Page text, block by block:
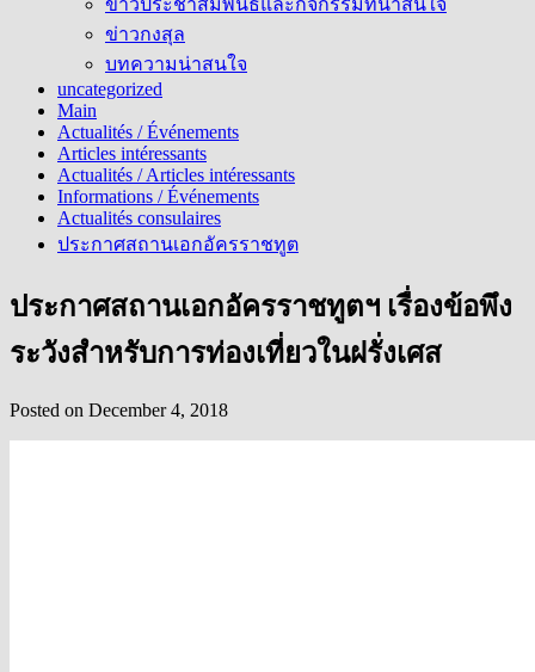
ข่าวประชาสัมพันธ์และกิจกรรมที่น่าสนใจ
ข่าวกงสุล
บทความน่าสนใจ
uncategorized
Main
Actualités / Événements
Articles intéressants
Actualités / Articles intéressants
Informations / Événements
Actualités consulaires
ประกาศสถานเอกอัครราชทูต
ประกาศสถานเอกอัครราชทูตฯ เรื่องข้อพึง
ระวังสำหรับการท่องเที่ยวในฝรั่งเศส
Posted on December 4, 2018